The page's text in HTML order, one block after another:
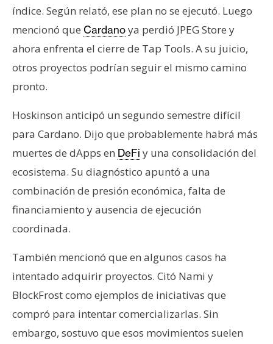
índice. Según relató, ese plan no se ejecutó. Luego
mencionó que Cardanoya perdió JPEG Store y
ahora enfrenta el cierre de Tap Tools. A su juicio,
otros proyectos podrían seguir el mismo camino
pronto.
Hoskinson anticipó un segundo semestre difícil
para Cardano. Dijo que probablemente habrá más
muertes de dApps en DeFi y una consolidación del
ecosistema. Su diagnóstico apuntó a una
combinación de presión económica, falta de
financiamiento y ausencia de ejecución
coordinada.
También mencionó que en algunos casos ha
intentado adquirir proyectos. Citó Nami y
BlockFrost como ejemplos de iniciativas que
compró para intentar comercializarlas. Sin
embargo, sostuvo que esos movimientos suelen